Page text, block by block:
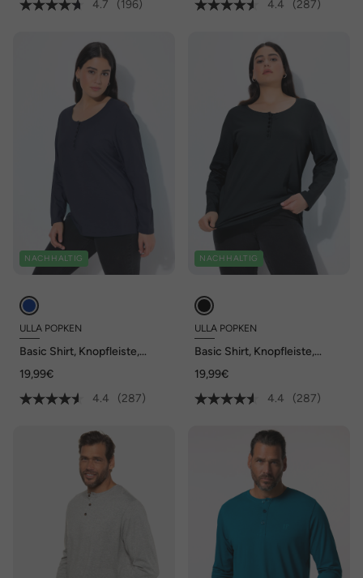
4.7 (196) 4.4 (287)
NACHHALTIG
ULLA POPKEN
Basic Shirt, Knopfleiste,
19,99€
4.4
(287)
NACHHALTIG
ULLA POPKEN
Basic Shirt, Knopfleiste,
19,99€
4.4
(287)